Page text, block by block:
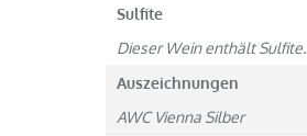
Sulfite
Dieser Wein enthält Sulfite.
Auszeichnungen
AWC Vienna Silber